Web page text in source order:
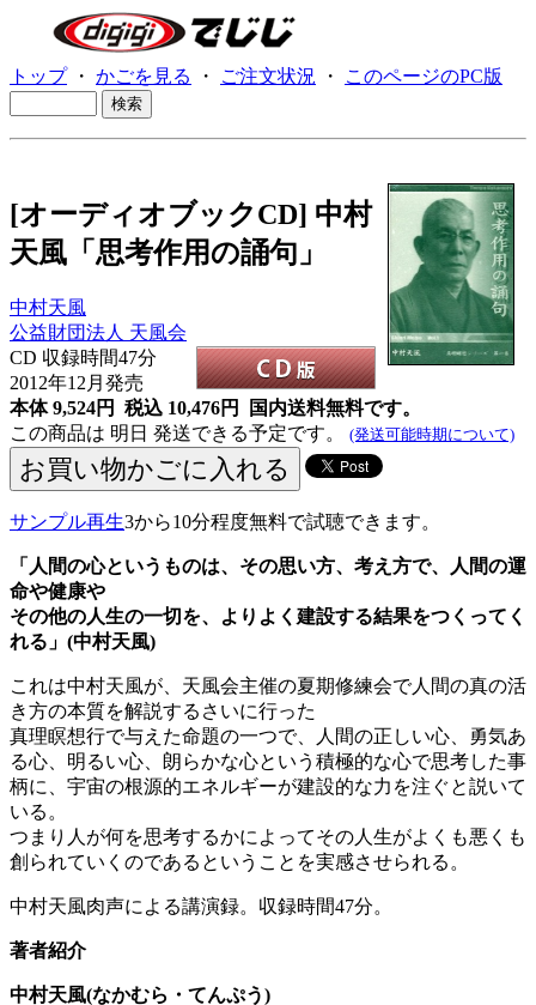
トップ・ かごを見る ・ ご注文状況 ・ このページのPC版
[オーディオブックCD] 中村
天風「思考作用の誦句」
中村天風
公益財団法人 天風会
CD 収録時間47分
2012年12月発売
本体 9,524円 税込 10,476円
国内送料無料です。
この商品は 明日 発送できる予定です。 (発送可能時期について)
サンプル再生3から10分程度無料で試聴できます。
「人間の心というものは、その思い方、考え方で、人間の運
命や健康や
その他の人生の一切を、よりよく建設する結果をつくってく
れる」(中村天風)
これは中村天風が、天風会主催の夏期修練会で人間の真の活
き方の本質を解説するさいに行った
真理瞑想行で与えた命題の一つで、人間の正しい心、勇気あ
る心、明るい心、朗らかな心という積極的な心で思考した事
柄に、宇宙の根源的エネルギーが建設的な力を注ぐと説いて
いる。
つまり人が何を思考するかによってその人生がよくも悪くも
創られていくのであるということを実感させられる。
中村天風肉声による講演録。収録時間47分。
著者紹介
中村天風(なかむら・てんぷう)